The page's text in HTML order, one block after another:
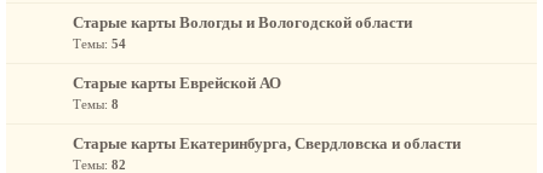
Старые карты Вологды и Вологодской области
Темы: 54
Старые карты Еврейской АО
Темы: 8
Старые карты Екатеринбурга, Свердловска и области
Темы: 82